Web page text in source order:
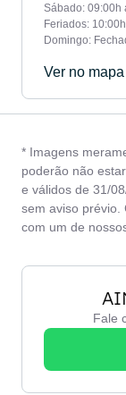
Sábado: 09:00h
Feriados:
Domingo:
Ver no mapa
* Imagens
poderão não
e válidos de 31/
sem aviso prévio.
com um de
Fale